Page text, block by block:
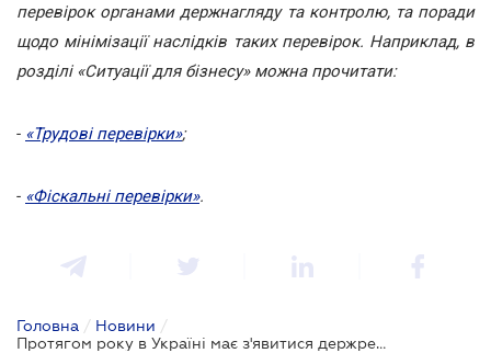
перевірок органами держнагляду та контролю, та поради
щодо мінімізації наслідків таких перевірок. Наприклад, в
розділі «Ситуації для бізнесу» можна прочитати:
- «Трудові перевірки»;
- «Фіскальні перевірки».
Головна / Новини /
Протягом року в Україні має з'явитися держреєстр вакансій